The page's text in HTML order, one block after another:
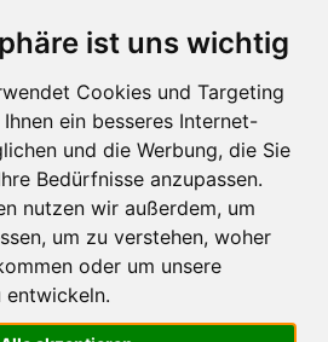
ist uns wichtig
Cookies und Targeting
ein besseres Internet-
und die Werbung, die Sie
Bedürfnisse anzupassen.
nutzen wir außerdem, um
um zu verstehen, woher
oder um unsere
entwickeln.
mein Profil
Behandlungskonzepts